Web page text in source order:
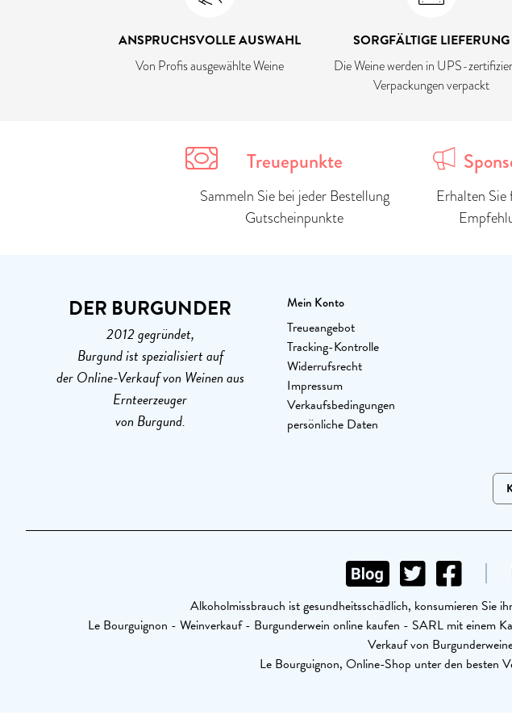
ANSPRUCHSVOLLE AUSWAHL
Von Profis ausgewählte Weine
SORGFÄLTIGE LIEFERUNG
Die Weine werden in UPS-
Verpackungen verpackt
Treuepunkte
Sammeln Sie bei jeder Bestellung
Gutscheinpunkte
Erhalten
DER BURGUNDER
2012 gegründet,
Burgund ist spezialisiert auf
der Online-Verkauf von Weinen aus
Ernteerzeuger
von Burgund.
Mein Konto
Treueangebot
Tracking-Kontrolle
Widerrufsrecht
Impressum
Verkaufsbedingungen
persönliche Daten
Alkoholmissbrauch ist gesundheitsschädlich, konsumieren Sie
Le Bourguignon - Weinverkauf - Burgunderwein online kaufen - SARL mit
Verkauf von
Le Bourguignon, Online-Shop unter den besten